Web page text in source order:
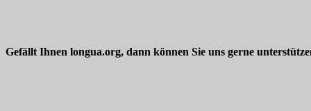
Gefällt Ihnen longua.org, dann können Sie uns gerne